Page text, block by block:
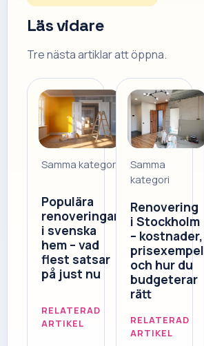
Läs vidare
Tre nästa artiklar att öppna.
Samma kategori
Populära
renoveringar
i svenska
hem – vad
flest satsar
på just nu
RELATERAD
ARTIKEL
Samma
kategori
Renovering
i Stockholm
– kostnader,
prisexempel
och hur du
budgeterar
rätt
RELATERAD
ARTIKEL